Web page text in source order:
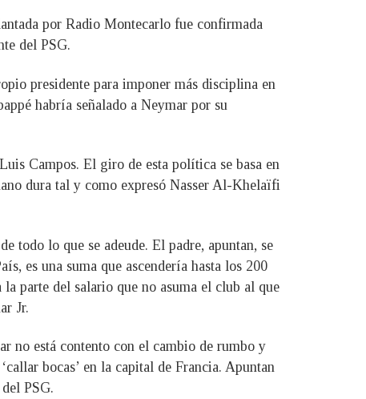
por Radio Montecarlo fue confirmada
del PSG.
presidente para imponer más disciplina en
habría señalado a Neymar por su
Campos. El giro de esta política se basa en
dura tal y como expresó Nasser Al-Khelaïfi
todo lo que se adeude. El padre, apuntan, se
es una suma que ascendería hasta los 200
parte del salario que no asuma el club al que
Jr.
no está contento con el cambio de rumbo y
bocas’ en la capital de Francia. Apuntan
PSG.